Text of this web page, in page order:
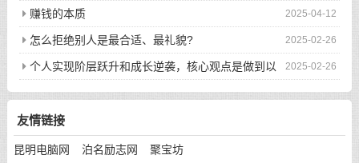
2025-04-12
赚钱的本质
2025-02-26
怎么拒绝别人是最合适、最礼貌?
2025-02-26
个人实现阶层跃升和成长逆袭，核心观点是做到以
下八件事
友情链接
昆明电脑网 泊名励志网 聚宝坊